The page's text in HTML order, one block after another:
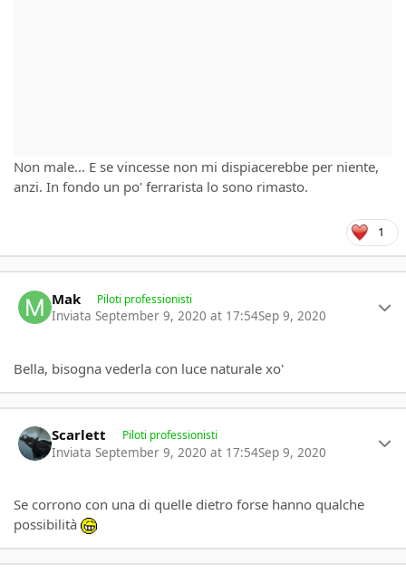
Non male... E se vincesse non mi dispiacerebbe per niente,
anzi. In fondo un po' ferrarista lo sono rimasto.
1
Mak Piloti professionisti
Inviata September 9, 2020 at 17:54Sep 9, 2020
Bella, bisogna vederla con luce naturale xo'
Scarlett Piloti professionisti
Inviata September 9, 2020 at 17:54Sep 9, 2020
Se corrono con una di quelle dietro forse hanno qualche
possibilità